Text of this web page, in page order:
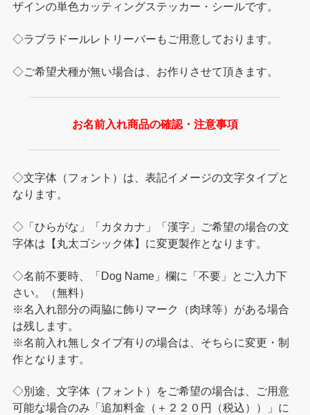
ザインの単色カッティングステッカー・シールです。
◇ラブラドールレトリーバーもご用意しております。
◇ご希望犬種が無い場合は、お作りさせて頂きます。
お名前入れ商品の確認・注意事項
◇文字体（フォント）は、表記イメージの文字タイプと
なります。
◇「ひらがな」「カタカナ」「漢字」ご希望の場合の文
字体は【丸太ゴシック体】に変更製作となります。
◇名前不要時、「Dog Name」欄に「不要」とご入力下
さい。（無料）
※名入れ部分の両脇に飾りマーク（肉球等）がある場合
は残します。
※名前入れ無しタイプ有りの場合は、そちらに変更・制
作となります。
◇別途、文字体（フォント）をご希望の場合は、ご用意
可能な場合のみ「追加料金（＋２２０円（税込））」に